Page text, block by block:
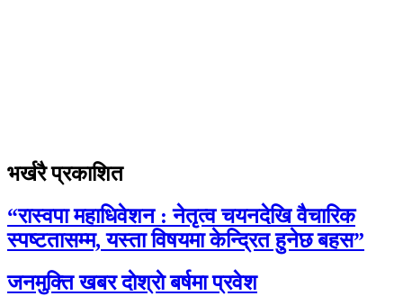
भर्खरै प्रकाशित
“रास्वपा महाधिवेशन : नेतृत्व चयनदेखि वैचारिक
स्पष्टतासम्म, यस्ता विषयमा केन्द्रित हुनेछ बहस”
जनमुक्ति खबर दाेश्राे बर्षमा प्रवेश